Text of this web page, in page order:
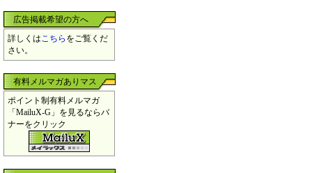
広告掲載希望の方へ
詳しくはこちら をご覧くだ
さい。
有料メルマガありマス
ポイント制有料メルマガ
「MailuX-G」を見るならバ
ナーをクリック